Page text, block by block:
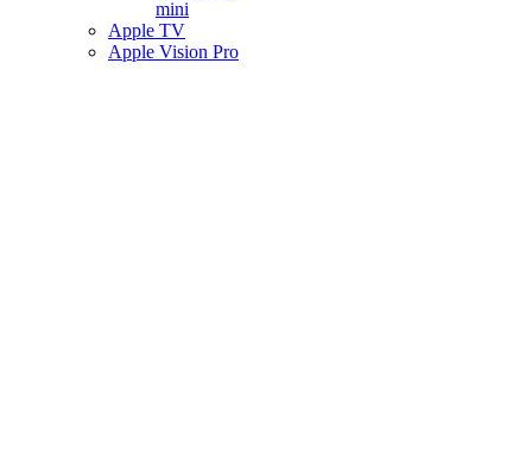
mini
Apple TV
Apple Vision Pro